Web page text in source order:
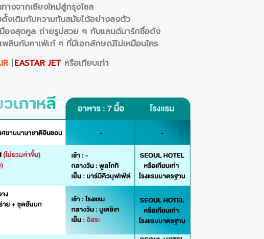
งจากเชียงใหม่สู่กรุงโซล
งเดิมกับความทันสมัยได้อย่างลงตัว
มืองสุดคูล ถ่ายรูปสวย ๆ กับแลนด์มาร์กชื่อดัง
พลินกับคาเฟ่เก๋ ๆ ที่มีเอกลักษณ์ไม่เหมือนใคร
EASTAR JET หรือเทียบเท่า